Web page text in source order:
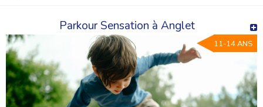
Parkour Sensation à Anglet
11-14 ANS